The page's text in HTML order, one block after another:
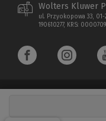
Wolters Kluwer
ul. Przyokopowa 33, 01-
190610277, KRS: